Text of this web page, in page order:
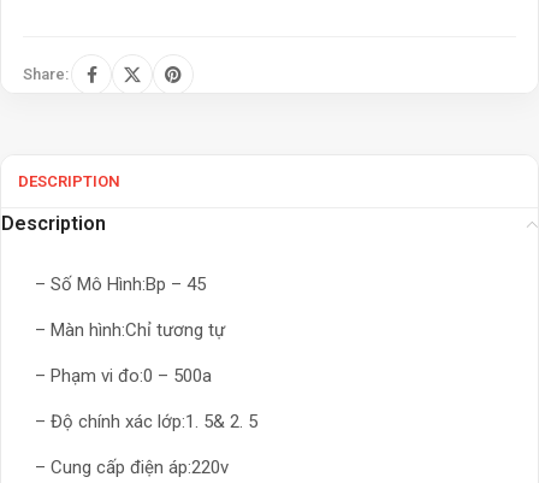
Share:
DESCRIPTION
Description
– Số Mô Hình:Bp – 45
– Màn hình:Chỉ tương tự
– Phạm vi đo:0 – 500a
– Độ chính xác lớp:1. 5& 2. 5
– Cung cấp điện áp:220v